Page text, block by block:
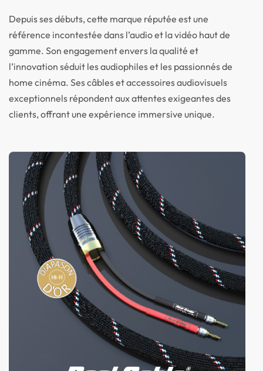
Depuis ses débuts, cette marque réputée est une
référence incontestée dans l’audio et la vidéo haut de
gamme. Son engagement envers la qualité et
l’innovation séduit les audiophiles et les passionnés de
home cinéma. Ses câbles et accessoires audiovisuels
exceptionnels répondent aux attentes exigeantes des
clients, offrant une expérience immersive unique.